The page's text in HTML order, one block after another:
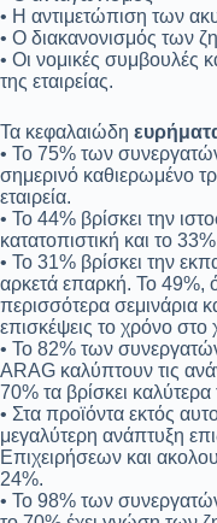
• Η αντιμετώπιση των
• Ο διακανονισμός των
• Οι νομικές συμβουλές
της εταιρείας.
Τα κεφαλαιώδη
• Το 75% των
σημερινό καθιερωμένο
εταιρεία.
• Το 44% βρίσκει την
κατατοπιστική και το
• Το 31% βρίσκει την
αρκετά επαρκή. Το 49%,
περισσότερα σεμινάρια
επισκέψεις το χρόνο
• Το 82% των
ARAG καλύπτουν τις
70% τα βρίσκει
• Στα προϊόντα εκτός
μεγαλύτερη ανάπτυξη
Επιχειρήσεων και
24%.
• Το 98% των